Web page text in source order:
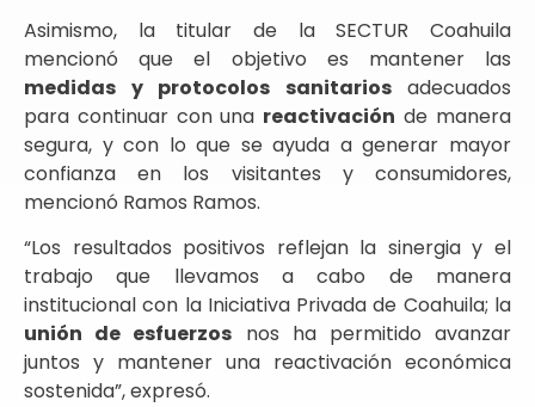
Asimismo, la titular de la SECTUR Coahuila
mencionó que el objetivo es mantener las
medidas y protocolos sanitariosadecuados
para continuar con una reactivación de manera
segura, y con lo que se ayuda a generar mayor
confianza en los visitantes y consumidores,
mencionó Ramos Ramos.
“Los resultados positivos reflejan la sinergia y el
trabajo que llevamos a cabo de manera
institucional con la Iniciativa Privada de Coahuila; la
unión de esfuerzos nos ha permitido avanzar
juntos y mantener una reactivación económica
sostenida”, expresó.